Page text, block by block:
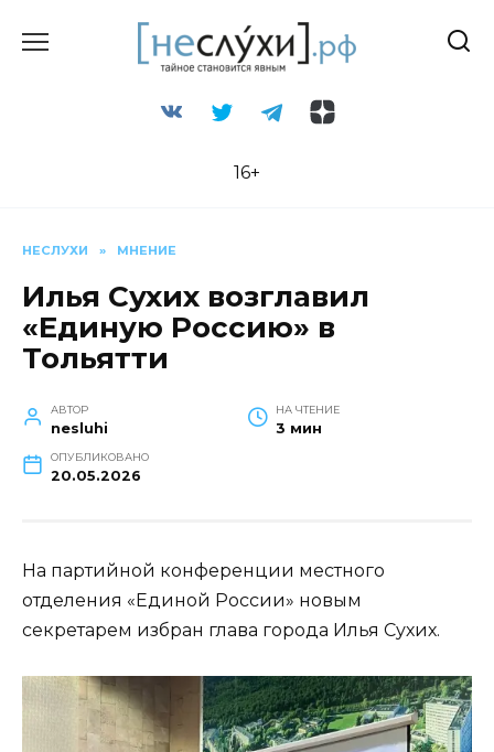
16+
НЕСЛУХИ » МНЕНИЕ
Илья Сухих возглавил
«Единую Россию» в
Тольятти
АВТОР
nesluhi
НА ЧТЕНИЕ
3 мин
ОПУБЛИКОВАНО
20.05.2026
На партийной конференции местного
отделения «Единой России» новым
секретарем избран глава города Илья Сухих.